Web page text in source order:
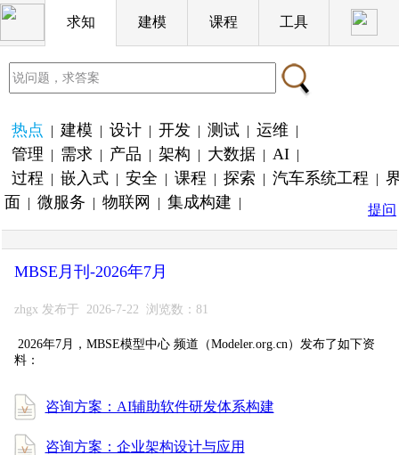
求知 建模 课程 工具
热点 | 建模 | 设计 | 开发 | 测试 | 运维 |
管理 | 需求 | 产品 | 架构 | 大数据 | AI |
过程 | 嵌入式 | 安全 | 课程 | 探索 | 汽车系统工程 |
面
| 微服务 | 物联网 | 集成构建 | 提问
MBSE月刊-2026年7月
zhgx 发布于 2026-7-22 浏览数：81
2026年7月，MBSE模型中心 频道（Modeler.org.cn）发布了如下资
料：
咨询方案：AI辅助软件研发体系构建
咨询方案：企业架构设计与应用